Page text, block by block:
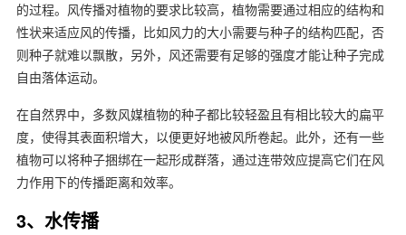
的过程。风传播对植物的要求比较高，植物需要通过相应的结构和
性状来适应风的传播，比如风力的大小需要与种子的结构匹配，否
则种子就难以飘散，另外，风还需要有足够的强度才能让种子完成
自由落体运动。
在自然界中，多数风媒植物的种子都比较轻盈且有相比较大的扁平
度，使得其表面积增大，以便更好地被风所卷起。此外，还有一些
植物可以将种子捆绑在一起形成群落，通过连带效应提高它们在风
力作用下的传播距离和效率。
3、水传播